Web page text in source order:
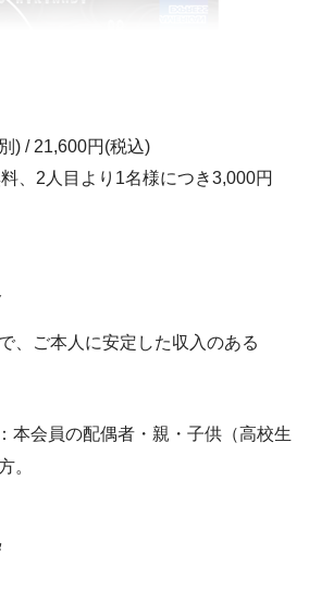
) / 21,600円(税込)
、2人目より1名様につき3,000円
、ご本人に安定した収入のある
本会員の配偶者・親・子供（高校生
。